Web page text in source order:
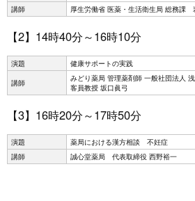
講師
厚生労働省 医薬・生活衛生局 総務課
【2】14時40分～16時10分
演題
健康サポートの実践
講師
みどり薬局 管理薬剤師 一般社団法人
客員教授 坂口眞弓
【3】16時20分～17時50分
演題
薬局における漢方相談 不妊症
講師
誠心堂薬局 代表取締役 西野裕一